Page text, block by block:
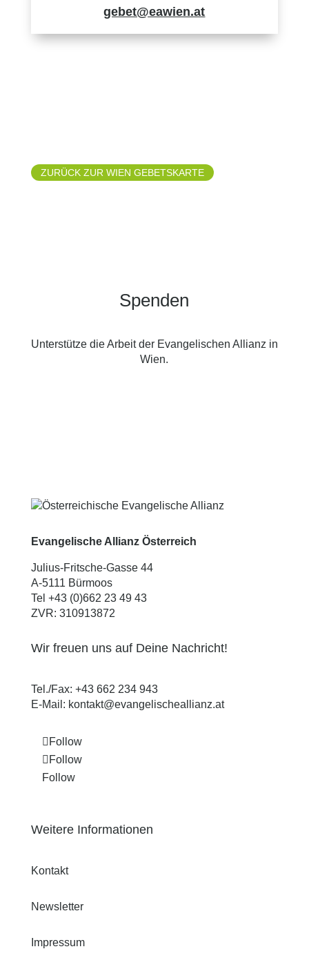
gebet@eawien.at
ZURÜCK ZUR WIEN GEBETSKARTE
Spenden
Unterstütze die Arbeit der Evangelischen Allianz in
Wien.
Evangelische Allianz Österreich
Julius-Fritsche-Gasse 44
A-5111 Bürmoos
Tel +43 (0)662 23 49 43
ZVR: 310913872
Wir freuen uns auf Deine Nachricht!
Tel./Fax: +43 662 234 943
E-Mail: kontakt@evangelischeallianz.at
Follow
Follow
Follow
Weitere Informationen
Kontakt
Newsletter
Impressum